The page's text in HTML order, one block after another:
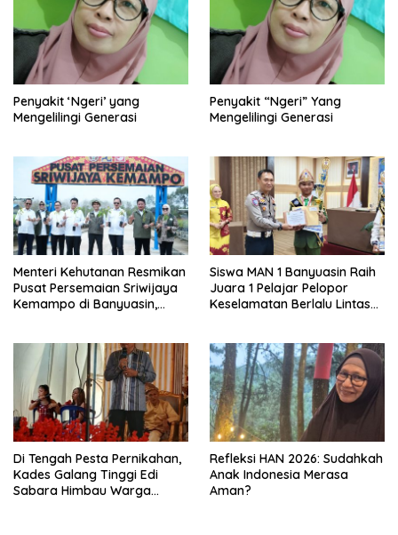
Penyakit ‘Ngeri’ yang
Mengelilingi Generasi
Penyakit “Ngeri” Yang
Mengelilingi Generasi
Menteri Kehutanan Resmikan
Pusat Persemaian Sriwijaya
Kemampo di Banyuasin,
Siswa MAN 1 Banyuasin Raih
Juara 1 Pelajar Pelopor
Keselamatan Berlalu Lintas
Di Tengah Pesta Pernikahan,
Kades Galang Tinggi Edi
Sabara Himbau Warga
Refleksi HAN 2026: Sudahkah
Anak Indonesia Merasa
Aman?